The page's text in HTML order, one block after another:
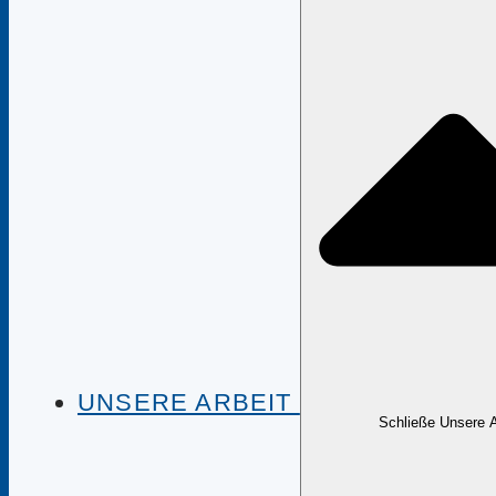
UNSERE ARBEIT
Schließe Unsere